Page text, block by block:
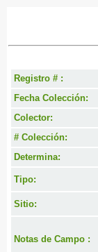
Registro # :
Fecha Colección:
Colector:
# Colección:
Determina:
Tipo:
Sitio:
Notas de Campo :